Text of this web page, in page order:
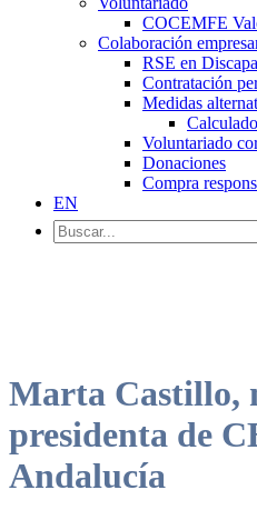
COCEMFE
Colaboración
RSE en
Contratación
Medidas
Voluntariado
Donaciones
Compra
EN
Marta Castillo,
presidenta de
Andalucía